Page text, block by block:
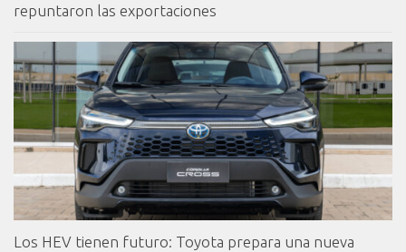
repuntaron las exportaciones
Los HEV tienen futuro: Toyota prepara una nueva